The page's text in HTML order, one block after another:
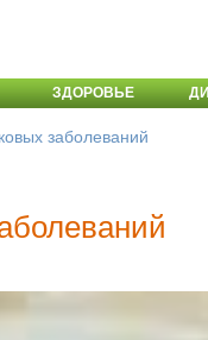
ЗДОРОВЬЕ
заболеваний